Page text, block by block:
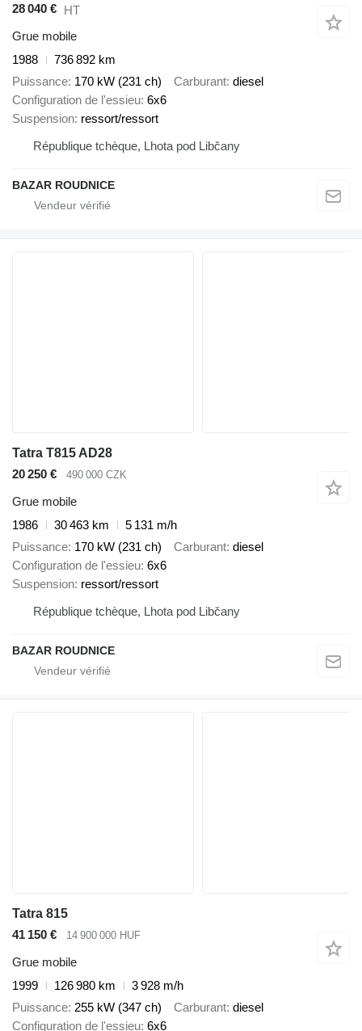
28 040 € HT
Grue mobile
1988
736 892 km
Puissance 170 kW (231 ch) Carburant diesel
Configuration de l'essieu 6x6
Suspension ressort/ressort
République tchèque, Lhota pod Libčany
BAZAR ROUDNICE
Tatra T815 AD28
20 250 €
490 000 CZK
Grue mobile
1986
30 463 km
5 131 m/h
Puissance 170 kW (231 ch) Carburant diesel
Configuration de l'essieu 6x6
Suspension ressort/ressort
République tchèque, Lhota pod Libčany
BAZAR ROUDNICE
Tatra 815
41 150 €
14 900 000 HUF
Grue mobile
1999
126 980 km
3 928 m/h
Puissance 255 kW (347 ch) Carburant diesel
Configuration de l'essieu 6x6